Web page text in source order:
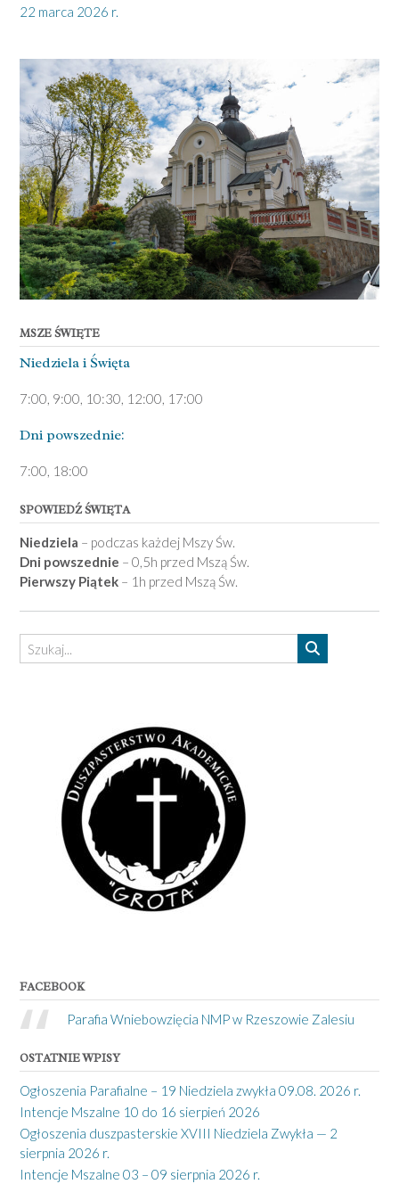
22 marca 2026 r.
MSZE ŚWIĘTE
Niedziela ­i Święta
7:00, 9:00, 10:30, 12:00, 17:00
Dni pows­zednie:
7­:00, 18:00­
SPOWIEDŹ ŚWIĘTA
Niedziela – podczas każdej Mszy Św.
Dni powszednie – 0,5h przed Mszą Św.
Pierwszy Piątek – 1h przed Mszą Św.
FACEBOOK
Parafia Wniebowzięcia NMP w Rzeszowie Zalesiu
OSTATNIE WPISY
Ogłoszenia Parafialne – 19 Niedziela zwykła 09.08. 2026 r.
Intencje Mszalne 10 do 16 sierpień 2026
Ogłoszenia duszpasterskie XVIII Niedziela Zwykła — 2
sierpnia 2026 r.
Intencje Mszalne 03 – 09 sierpnia 2026 r.